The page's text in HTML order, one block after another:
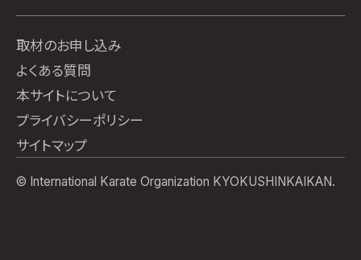
取材のお申し込み
よくある質問
本サイトについて
プライバシーポリシー
サイトマップ
© International Karate Organization KYOKUSHINKAIKAN.